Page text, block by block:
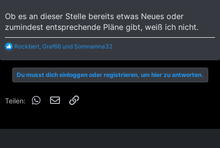
Ob es an dieser Stelle bereits etwas Neues oder
zumindest entsprechende Pläne gibt, weiß ich nicht.
R
a
k
n
Rockbert Graf66 und Somnamna32
Du musst dich einloggen oder registrieren, um hier zu antworten.
Teilen: WhatsApp
E-Mail